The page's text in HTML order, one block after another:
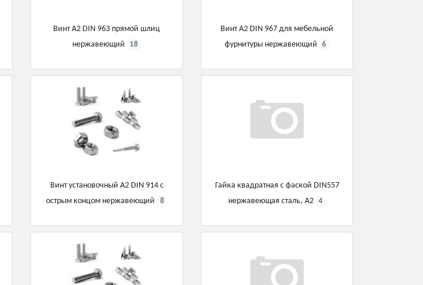
Винт А2 DIN 963 прямой шлиц
нержавеющий
18
Винт А2 DIN 967 для мебельной
фурнитуры нержавеющий
6
Винт установочный А2 DIN 914 с
острым концом нержавеющий
8
Гайка квадратная с фаской DIN557
нержавеющая сталь, А2
4